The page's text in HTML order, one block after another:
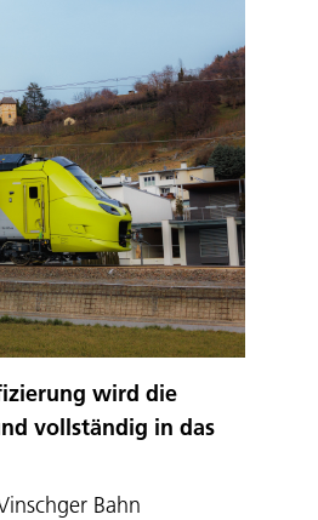
wird die
vollständig in das
Bahn